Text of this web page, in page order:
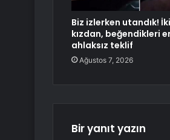
Biz izlerken utandık!
kızdan, beğendikleri
ahlaksız teklif
Ağustos 7, 2026
Bir yanıt yazın